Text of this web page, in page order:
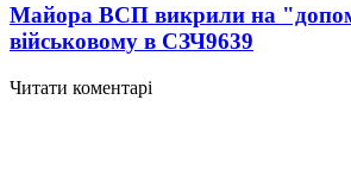
Майора ВСП викрили на
військовому в СЗЧ9639
Читати коментарі